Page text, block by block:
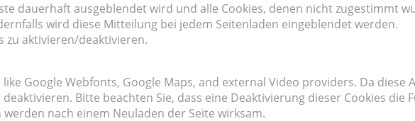
dauerhaft ausgeblendet wird und alle Cookies, denen nicht zugestimmt
wird diese Mitteilung bei jedem Seitenladen eingeblendet werden.
zu aktivieren/deaktivieren.
Google Webfonts, Google Maps, and external Video providers. Da
Bitte beachten Sie, dass eine Deaktivierung dieser Cookies
nach einem Neuladen der Seite wirksam.